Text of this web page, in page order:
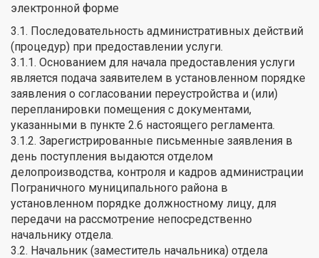
электронной форме
3.1. Последовательность административных действий
(процедур) при предоставлении услуги.
3.1.1. Основанием для начала предоставления услуги
является подача заявителем в установленном порядке
заявления о согласовании переустройства и (или)
перепланировки помещения с документами,
указанными в пункте 2.6 настоящего регламента.
3.1.2. Зарегистрированные письменные заявления в
день поступления выдаются отделом
делопроизводства, контроля и кадров администрации
Пограничного муниципального района в
установленном порядке должностному лицу, для
передачи на рассмотрение непосредственно
начальнику отдела.
3.2. Начальник (заместитель начальника) отдела